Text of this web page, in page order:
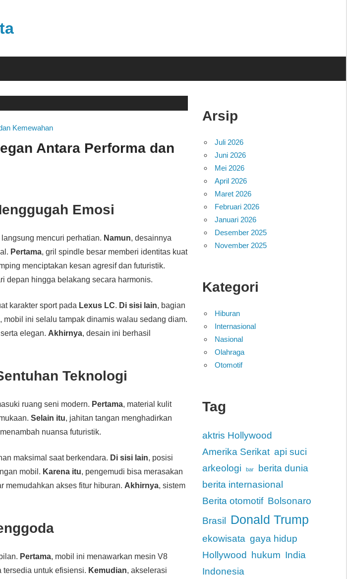
Antara Performa dan
Emosi
mencuri perhatian. Namun, desainnya
Pertama, gril spindle besar memberi identitas kuat
menciptakan kesan agresif dan futuristik.
depan hingga belakang secara harmonis.
karakter sport pada Lexus LC. Di sisi lain, bagian
, mobil ini selalu tampak dinamis walau sedang diam.
elegan. Akhirnya, desain ini berhasil
Teknologi
ruang seni modern. Pertama, material kulit
Selain itu, jahitan tangan menghadirkan
nuansa futuristik.
maksimal saat berkendara. Di sisi lain, posisi
mobil. Karena itu, pengemudi bisa merasakan
memudahkan akses fitur hiburan. Akhirnya, sistem
Pertama, mobil ini menawarkan mesin V8
tersedia untuk efisiensi. Kemudian, akselerasi
Arsip
Juli 2026
Juni 2026
Mei 2026
April 2026
Maret 2026
Februari 2026
Januari 2026
Desember 2025
November 2025
Kategori
Hiburan
Internasional
Nasional
Olahraga
Otomotif
Tag
aktris Hollywood
Amerika Serikat api suci
arkeologi
bar
berita dunia
berita internasional
Berita otomotif Bolsonaro
Brasil
Donald Trump
ekowisata gaya hidup
Hollywood
hukum India
Indonesia